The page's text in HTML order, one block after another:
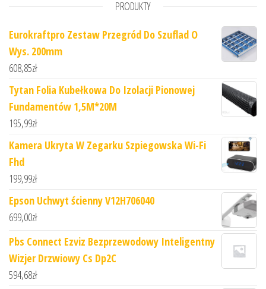
PRODUKTY
Eurokraftpro Zestaw Przegród Do Szuflad O
Wys. 200mm
608,85zł
Tytan Folia Kubełkowa Do Izolacji Pionowej
Fundamentów 1,5M*20M
195,99zł
Kamera Ukryta W Zegarku Szpiegowska Wi-Fi
Fhd
199,99zł
Epson Uchwyt ścienny V12H706040
699,00zł
Pbs Connect Ezviz Bezprzewodowy Inteligentny
Wizjer Drzwiowy Cs Dp2C
594,68zł